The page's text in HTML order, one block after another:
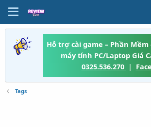
Hỗ trợ cài game – Phần Mềm
máy tính PC/Laptop Giá
0325.536.270 |
Tags